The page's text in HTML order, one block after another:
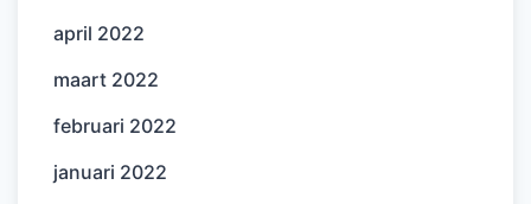
april 2022
maart 2022
februari 2022
januari 2022